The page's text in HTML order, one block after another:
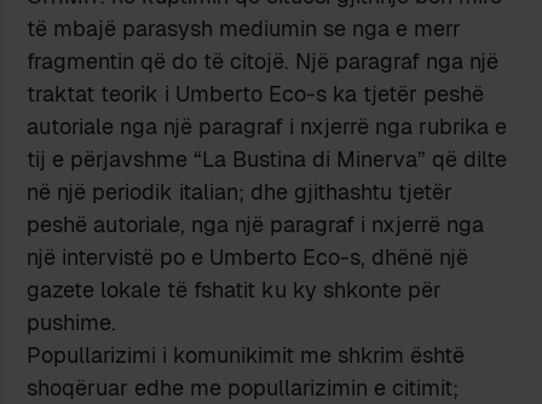
të mbajë parasysh mediumin se nga e merr
fragmentin që do të citojë. Një paragraf nga një
traktat teorik i Umberto Eco-s ka tjetër peshë
autoriale nga një paragraf i nxjerrë nga rubrika e
tij e përjavshme “La Bustina di Minerva” që dilte
në një periodik italian; dhe gjithashtu tjetër
peshë autoriale, nga një paragraf i nxjerrë nga
një intervistë po e Umberto Eco-s, dhënë një
gazete lokale të fshatit ku ky shkonte për
pushime.
Popullarizimi i komunikimit me shkrim është
shoqëruar edhe me popullarizimin e citimit;